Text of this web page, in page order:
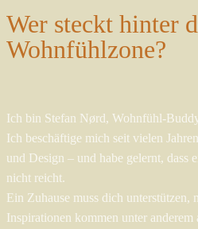
Wer steckt hinter
Wohnfühlzone?
Ich bin Stefan Nørd, Wohnfühl-
Ich beschäftige mich seit vielen
und Design – und habe gelernt, dass
nicht reicht.
Ein Zuhause muss dich
Inspirationen kommen unter